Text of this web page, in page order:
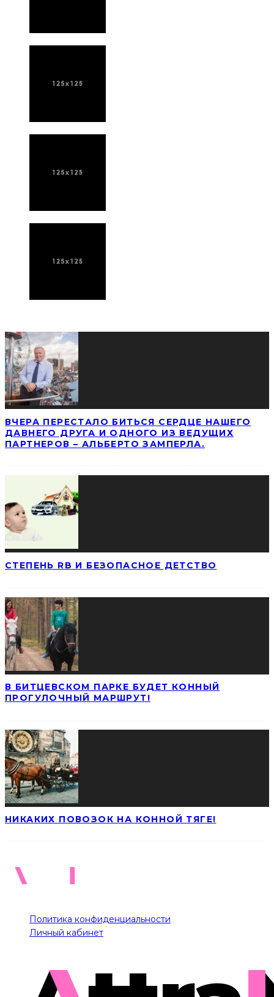
ВЧЕРА ПЕРЕСТАЛО БИТЬСЯ СЕРДЦЕ НАШЕГО
ДАВНЕГО ДРУГА И ОДНОГО ИЗ ВЕДУЩИХ
ПАРТНЕРОВ – АЛЬБЕРТО ЗАМПЕРЛА.
СТЕПЕНЬ RB И БЕЗОПАСНОЕ ДЕТСТВО
В БИТЦЕВСКОМ ПАРКЕ БУДЕТ КОННЫЙ
ПРОГУЛОЧНЫЙ МАРШРУТ!
НИКАКИХ ПОВОЗОК НА КОННОЙ ТЯГЕ!
Политика конфиденциальности
Личный кабинет